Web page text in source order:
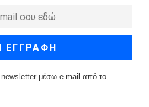
μέσω e-mail από το